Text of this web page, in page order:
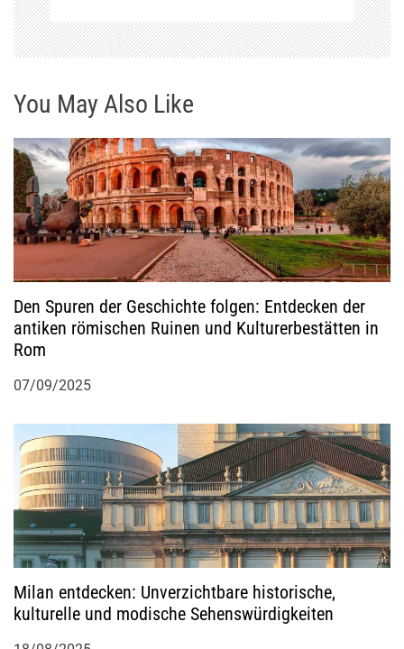
g
s
n
a
v
i
g
a
t
o
n
You May Also Like
Den Spuren der Geschichte folgen: Entdecken der
antiken römischen Ruinen und Kulturerbestätten in
Rom
07/09/2025
Milan entdecken: Unverzichtbare historische,
kulturelle und modische Sehenswürdigkeiten